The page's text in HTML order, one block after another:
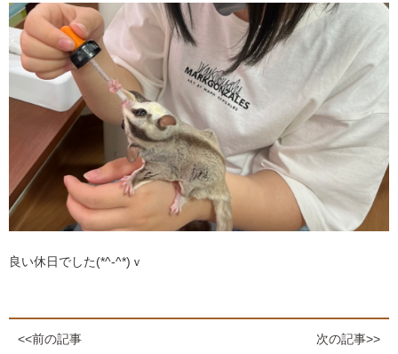
良い休日でした(*^-^*)ｖ
<<前の記事 次の記事>>